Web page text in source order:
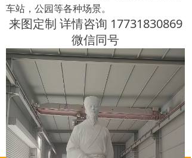
车站，公园等各种场景。
来图定制 详情咨询 17731830869
微信同号